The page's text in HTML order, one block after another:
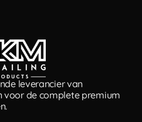
leverancier van
de complete premium